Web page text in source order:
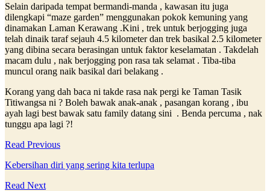
Selain daripada tempat bermandi-manda , kawasan itu juga
dilengkapi “maze garden” menggunakan pokok kemuning yang
dinamakan Laman Kerawang .Kini , trek untuk berjogging juga
telah dinaik taraf sejauh 4.5 kilometer dan trek basikal 2.5 kilometer
yang dibina secara berasingan untuk faktor keselamatan . Takdelah
macam dulu , nak berjogging pon rasa tak selamat . Tiba-tiba
muncul orang naik basikal dari belakang .
Korang yang dah baca ni takde rasa nak pergi ke Taman Tasik
Titiwangsa ni ? Boleh bawak anak-anak , pasangan korang , ibu
ayah lagi best bawak satu family datang sini . Benda percuma , nak
tunggu apa lagi ?!
Read Previous
Kebersihan diri yang sering kita terlupa
Read Next